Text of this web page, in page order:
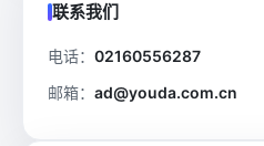
联系我们
电话： 02160556287
邮箱： ad@youda.com.cn